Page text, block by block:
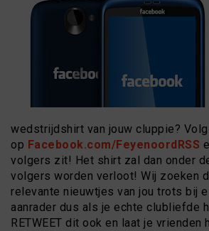
wedstrijdshirt van jouw cluppie?
op Facebook.com/FeyenoordRSS
volgers zit! Het shirt zal dan onder
volgers worden verloot! Wij zoeken
relevante nieuwtjes van jou trots bij
aanrader dus als je echte clubliefde
RETWEET dit ook en laat je vrienden